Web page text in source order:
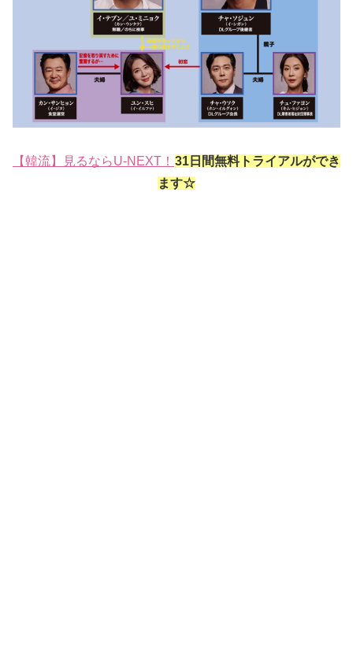
【韓流】見るならU-NEXT！ 31日間無料トライアルができ
ます☆